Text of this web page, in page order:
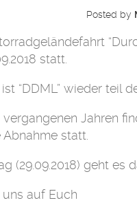
Posted by
statt.
“DDML” wieder teil
Jahren
statt.
(29.09.2018) geht es
auf Euch